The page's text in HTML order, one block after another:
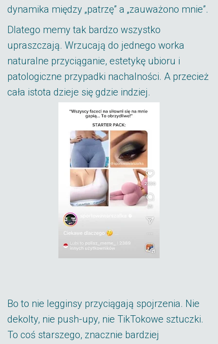
dynamika między „patrzę” a „zauważono mnie”.
Dlatego memy tak bardzo wszystko
upraszczają. Wrzucają do jednego worka
naturalne przyciąganie, estetykę ubioru i
patologiczne przypadki nachalności. A przecież
cała istota dzieje się gdzie indziej.
Bo to nie legginsy przyciągają spojrzenia. Nie
dekolty, nie push-upy, nie TikTokowe sztuczki.
To coś starszego, znacznie bardziej